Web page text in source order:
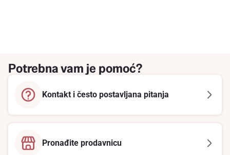
Potrebna vam je pomoć?
Kontakt i često postavljana pitanja
Pronađite prodavnicu